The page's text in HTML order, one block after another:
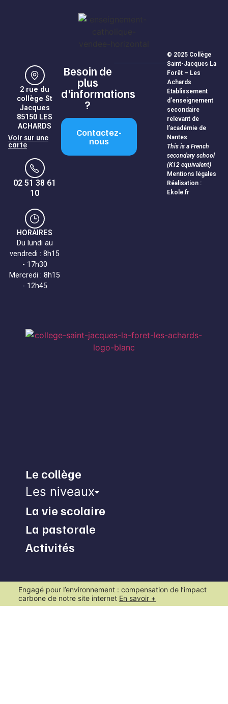
2 rue du
collège St
Jacques
85150 LES
ACHARDS
Voir sur une
carte
02 51 38 61
10
HORAIRES
Du lundi au
vendredi : 8h15
- 17h30
Mercredi : 8h15
- 12h45
Besoin de
plus
d'informations
?
Contactez-
nous
© 2025 Collège
Saint-Jacques La
Forêt – Les
Achards
Établissement
d’enseignement
secondaire
relevant de
l’académie de
Nantes
This is a French
secondary school
(K12 equivalent)
Mentions légales
Réalisation :
Ekole.fr
Le collège
Les niveaux
La vie scolaire
La pastorale
Activités
Engagé pour l’environnement : compensation de l’impact
carbone de notre site internet En savoir +